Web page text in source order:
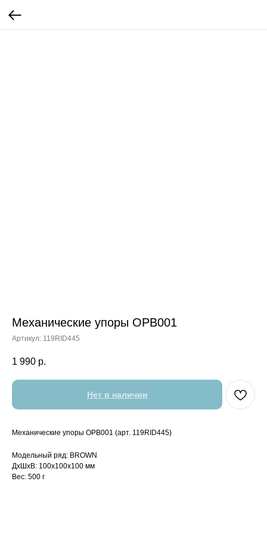
Механические упоры OPB001
Артикул: 119RID445
1 990 р.
Нет в наличии
Механические упоры OPB001 (арт. 119RID445)
Модельный ряд: BROWN
ДxШxВ: 100x100x100 мм
Вес: 500 г